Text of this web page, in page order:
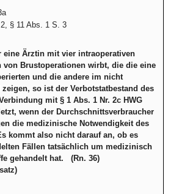
§ 11 Abs. 1 S. 3
eine Ärztin mit vier intraoperativen
von Brustoperationen wirbt, die die eine
und die andere im nicht
so ist der Verbotstatbestand des
mit § 1 Abs. 1 Nr. 2c HWG
wenn der Durchschnittsverbraucher
die medizinische Notwendigkeit des
kommt also nicht darauf an, ob es
Fällen tatsächlich um medizinisch
gehandelt hat. (Rn. 36)